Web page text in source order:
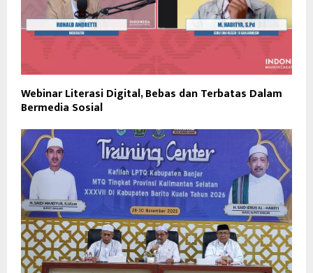
Webinar Literasi Digital, Bebas dan Terbatas Dalam
Bermedia Sosial